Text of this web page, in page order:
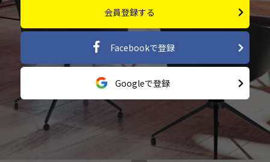
会員登録する
Facebookで登録
Googleで登録